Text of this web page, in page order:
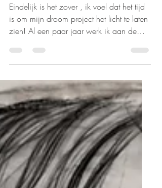
Eindelijk is het zover , ik voel dat het tijd
is om mijn droom project het licht te laten
zien! Al een paar jaar werk ik aan de